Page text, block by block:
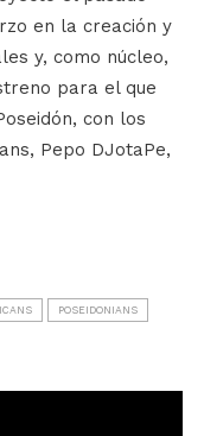
en la creación y
y, como núcleo,
para el que
con los
Pepo DJotaPe,
POSEIDONIANS